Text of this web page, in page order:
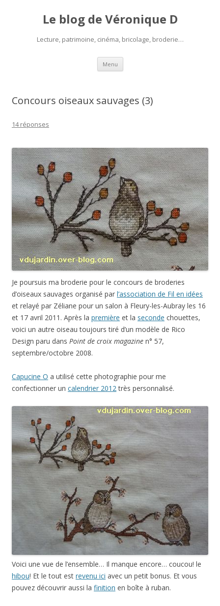
Le blog de Véronique D
Lecture, patrimoine, cinéma, bricolage, broderie…
Menu Aller
contenu
Concours oiseaux sauvages (3)
14 réponses
Je poursuis ma broderie pour le concours de broderies
d’oiseaux sauvages organisé par l’association de Fil en idées
et relayé par Zéliane pour un salon à Fleury-les-Aubray les 16
et 17 avril 2011. Après la première et la seconde chouettes,
voici un autre oiseau toujours tiré d’un modèle de Rico
Design paru dans Point de croix magazine n° 57,
septembre/octobre 2008.
Capucine O a utilisé cette photographie pour me
confectionner un calendrier 2012très personnalisé.
Voici une vue de l’ensemble… Il manque encore… coucou! le
hibou! Et le tout est revenu ici avec un petit bonus. Et vous
pouvez découvrir aussi la finition en boîte à ruban.